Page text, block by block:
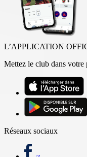
L’APPLICATION
Mettez le club dans votre
Réseaux sociaux